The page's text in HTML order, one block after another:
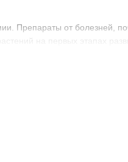
Препараты от болезней,
на первых этапах